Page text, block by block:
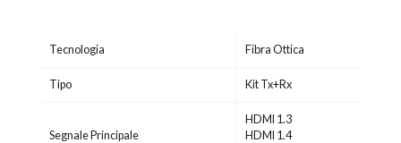
Tecnologia Fibra Ottica
Tipo Kit Tx+Rx
Segnale Principale
HDMI 1.3
HDMI 1.4